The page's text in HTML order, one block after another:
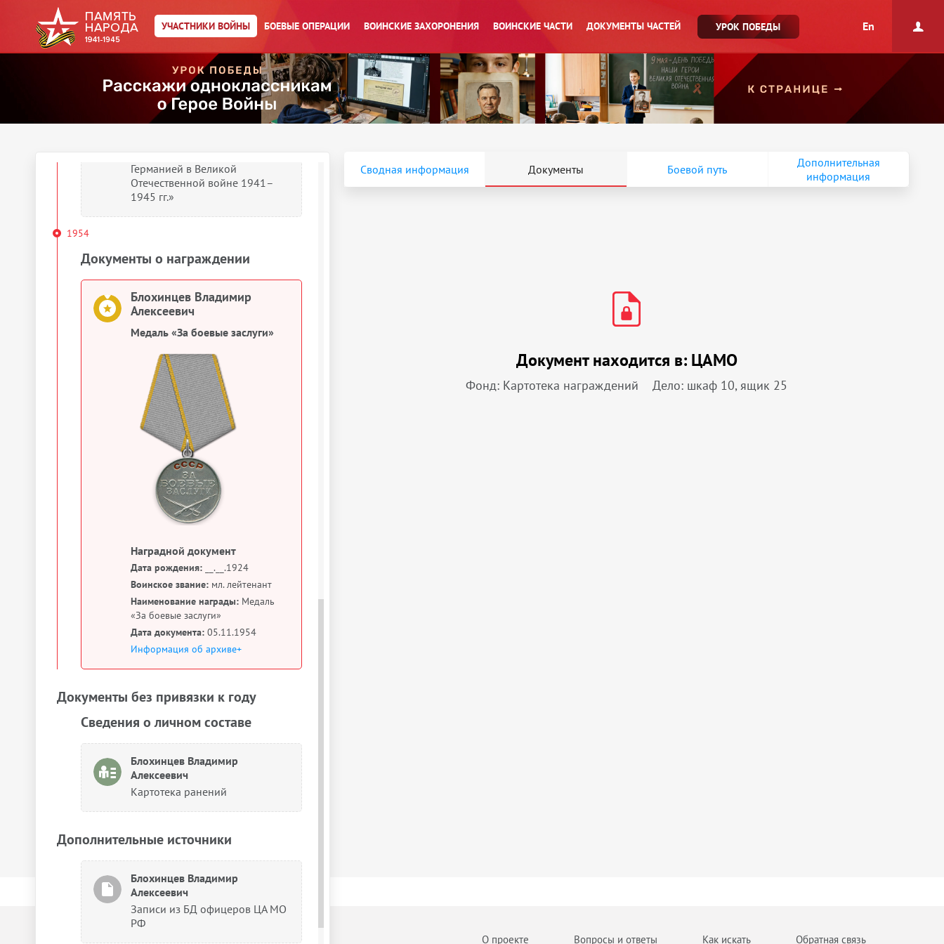
УЧАСТНИКИ ВОЙНЫ БОЕВЫЕ ОПЕРАЦИИ ВОИНСКИЕ ЗАХОРОНЕНИЯ ВОИНСКИЕ ЧАСТИ ДОКУМЕНТЫ ЧАСТЕЙ УРОК ПОБЕДЫ En
Орден Красной Звезды
Документы о награждении
Блохинцев Владимир
Германией в Великой
Отечественной войне 1941–
1945 гг.»
1954
Документы о награждении
Блохинцев Владимир
Алексеевич
Медаль «За боевые заслуги»
Наградной документ
Дата рождения: __.__.1924
Воинское звание: мл. лейтенант
Наименование награды: Медаль
«За боевые заслуги»
Дата документа: 05.11.1954
Информация об архиве+
Документы без привязки к году
Сведения о личном составе
Блохинцев Владимир
Алексеевич
Картотека ранений
Дополнительные источники
Блохинцев Владимир
Алексеевич
Записи из БД офицеров ЦА МО
РФ
Сводная информация Документы Боевой путь
Дополнительная
информация
Документ находится в: ЦАМО
Фонд: Картотека награждений Дело: шкаф 10, ящик 25
О проекте Вопросы и ответы Как искать Обратная связь